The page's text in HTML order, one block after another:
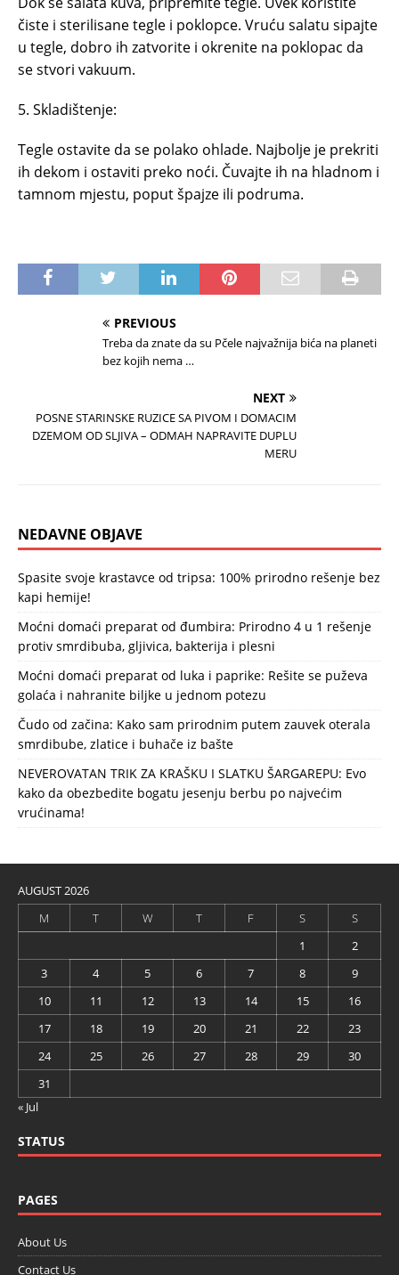
čiste i sterilisane tegle i poklopce. Vruću salatu sipajte
u tegle, dobro ih zatvorite i okrenite na poklopac da
se stvori vakuum.
5. Skladištenje:
Tegle ostavite da se polako ohlade. Najbolje je prekriti
ih dekom i ostaviti preko noći. Čuvajte ih na hladnom i
tamnom mjestu, poput špajze ili podruma.
PREVIOUS
Treba da znate da su Pčele najvažnija bića na planeti
bez kojih nema …
NEXT
POSNE STARINSKE RUZICE SA PIVOM I DOMACIM
DZEMOM OD SLJIVA – ODMAH NAPRAVITE DUPLU
MERU
NEDAVNE OBJAVE
Spasite svoje krastavce od tripsa: 100% prirodno rešenje bez
kapi hemije!
Moćni domaći preparat od đumbira: Prirodno 4 u 1 rešenje
protiv smrdibuba, gljivica, bakterija i plesni
Moćni domaći preparat od luka i paprike: Rešite se puževa
golaća i nahranite biljke u jednom potezu
Čudo od začina: Kako sam prirodnim putem zauvek oterala
smrdibube, zlatice i buhače iz bašte
NEVEROVATAN TRIK ZA KRAŠKU I SLATKU ŠARGAREPU: Evo
kako da obezbedite bogatu jesenju berbu po najvećim
vrućinama!
AUGUST 2026
M
T W T F S
S
1
2
3
4 5 6 7 8
9
10
11 12 13 14 15
16
17
18 19 20 21 22
23
24
25 26 27 28 29
30
31
« Jul
STATUS
PAGES
About Us
Contact Us